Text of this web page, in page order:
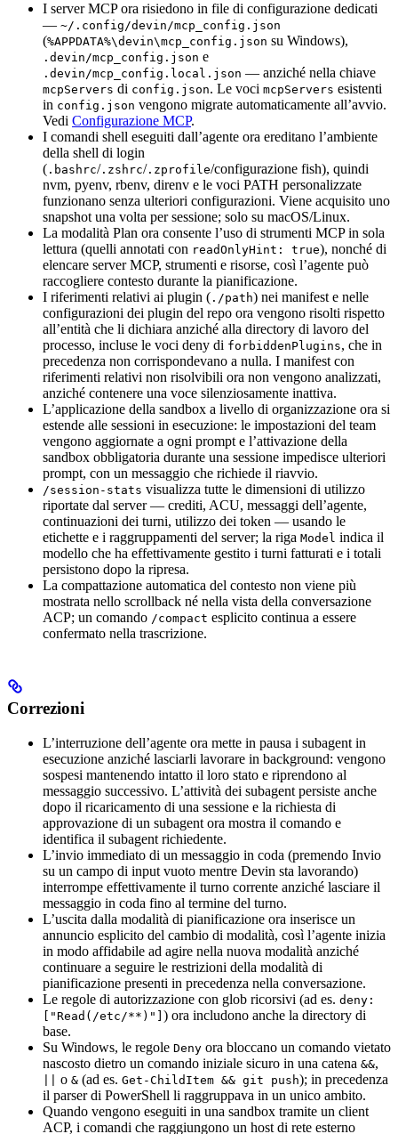
I server MCP ora risiedono in file di configurazione dedicati
— ~/.config/devin/mcp_config.json
(%APPDATA%\devin\mcp_config.json su Windows),
.devin/mcp_config.json e
.devin/mcp_config.local.json — anziché nella chiave
mcpServers di config.json. Le voci mcpServers esistenti
in config.json vengono migrate automaticamente all’avvio.
Vedi Configurazione MCP.
I comandi shell eseguiti dall’agente ora ereditano l’ambiente
della shell di login
( .bashrc/ .zshrc/ .zprofile/configurazione fish), quindi
nvm, pyenv, rbenv, direnv e le voci PATH personalizzate
funzionano senza ulteriori configurazioni. Viene acquisito uno
snapshot una volta per sessione; solo su macOS/Linux.
La modalità Plan ora consente l’uso di strumenti MCP in sola
lettura (quelli annotati con readOnlyHint: true), nonché di
elencare server MCP, strumenti e risorse, così l’agente può
raccogliere contesto durante la pianificazione.
I riferimenti relativi ai plugin ( ./path) nei manifest e nelle
configurazioni dei plugin del repo ora vengono risolti rispetto
all’entità che li dichiara anziché alla directory di lavoro del
processo, incluse le voci deny di forbiddenPlugins, che in
precedenza non corrispondevano a nulla. I manifest con
riferimenti relativi non risolvibili ora non vengono analizzati,
anziché contenere una voce silenziosamente inattiva.
L’applicazione della sandbox a livello di organizzazione ora si
estende alle sessioni in esecuzione: le impostazioni del team
vengono aggiornate a ogni prompt e l’attivazione della
sandbox obbligatoria durante una sessione impedisce ulteriori
prompt, con un messaggio che richiede il riavvio.
/session-stats visualizza tutte le dimensioni di utilizzo
riportate dal server — crediti, ACU, messaggi dell’agente,
continuazioni dei turni, utilizzo dei token — usando le
etichette e i raggruppamenti del server; la riga Model indica il
modello che ha effettivamente gestito i turni fatturati e i totali
persistono dopo la ripresa.
La compattazione automatica del contesto non viene più
mostrata nello scrollback né nella vista della conversazione
ACP; un comando /compact esplicito continua a essere
confermato nella trascrizione.
Correzioni
L’interruzione dell’agente ora mette in pausa i subagent in
esecuzione anziché lasciarli lavorare in background: vengono
sospesi mantenendo intatto il loro stato e riprendono al
messaggio successivo. L’attività dei subagent persiste anche
dopo il ricaricamento di una sessione e la richiesta di
approvazione di un subagent ora mostra il comando e
identifica il subagent richiedente.
L’invio immediato di un messaggio in coda (premendo Invio
su un campo di input vuoto mentre Devin sta lavorando)
interrompe effettivamente il turno corrente anziché lasciare il
messaggio in coda fino al termine del turno.
L’uscita dalla modalità di pianificazione ora inserisce un
annuncio esplicito del cambio di modalità, così l’agente inizia
in modo affidabile ad agire nella nuova modalità anziché
continuare a seguire le restrizioni della modalità di
pianificazione presenti in precedenza nella conversazione.
Le regole di autorizzazione con glob ricorsivi (ad es. deny:
["Read(/etc/**)"] ) ora includono anche la directory di
base.
Su Windows, le regole Deny ora bloccano un comando vietato
nascosto dietro un comando iniziale sicuro in una catena &&,
o & (ad es. Get-ChildItem && git push); in precedenza
il parser di PowerShell li raggruppava in un unico ambito.
Quando vengono eseguiti in una sandbox tramite un client
ACP, i comandi che raggiungono un host di rete esterno